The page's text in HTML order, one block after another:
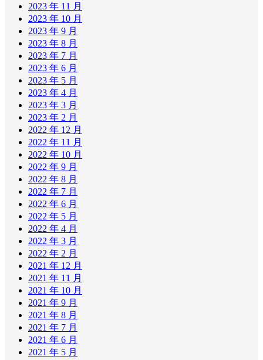
2023 年 11 月
2023 年 10 月
2023 年 9 月
2023 年 8 月
2023 年 7 月
2023 年 6 月
2023 年 5 月
2023 年 4 月
2023 年 3 月
2023 年 2 月
2022 年 12 月
2022 年 11 月
2022 年 10 月
2022 年 9 月
2022 年 8 月
2022 年 7 月
2022 年 6 月
2022 年 5 月
2022 年 4 月
2022 年 3 月
2022 年 2 月
2021 年 12 月
2021 年 11 月
2021 年 10 月
2021 年 9 月
2021 年 8 月
2021 年 7 月
2021 年 6 月
2021 年 5 月